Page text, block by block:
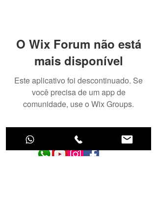
O Wix Forum não está
mais disponível
Este aplicativo foi descontinuado. Se
você precisa de um app de
comunidade, use o Wix Groups.
Tecnologia para cuidar do seu aquário!